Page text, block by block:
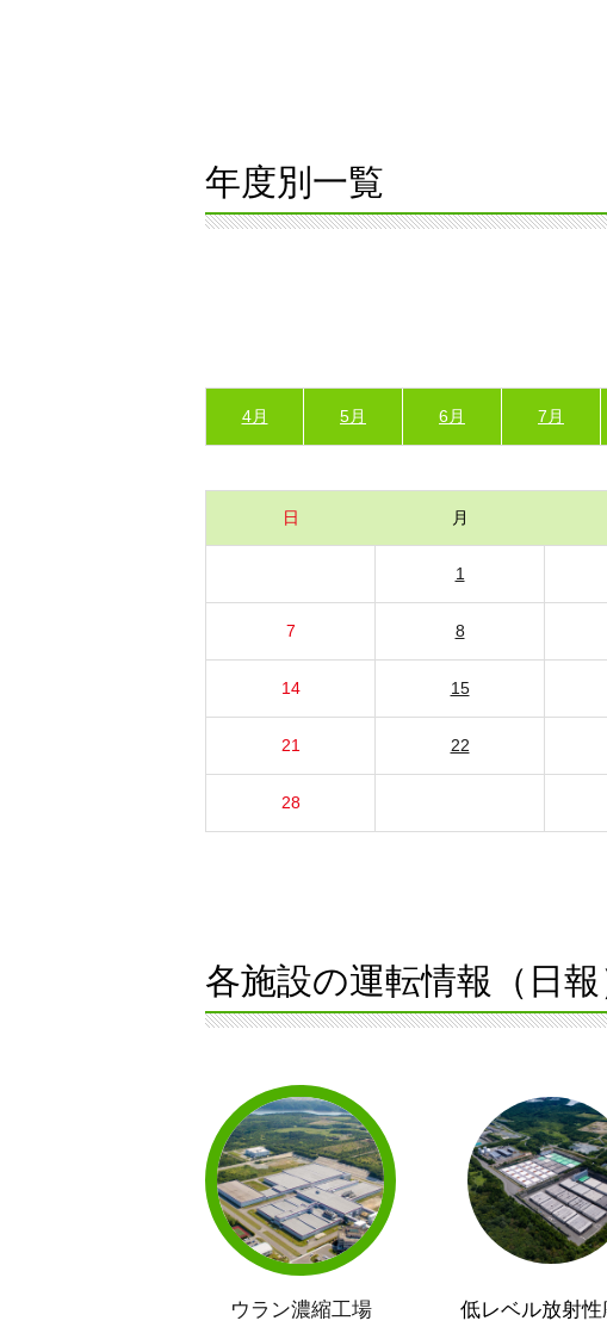
年度別一覧
4月 5月 6月 7月
日 月
1
7 8
14 15
21 22
28
各施設の運転情報（日報
ウラン濃縮工場 低レベル放射性